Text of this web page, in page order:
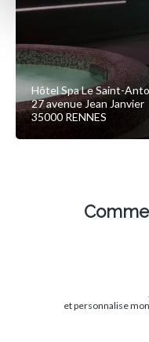
Hôtel Spa Le Saint-
27 avenue Jean Janvier
35000 RENNES
et personnalise